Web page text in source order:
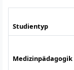
Studientyp
Medizinpädagogik